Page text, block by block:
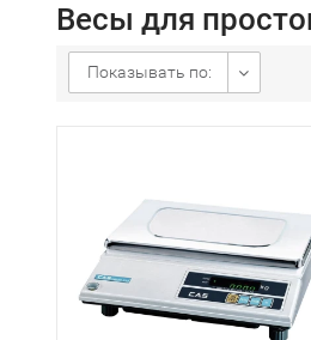
Весы для
Показывать по: